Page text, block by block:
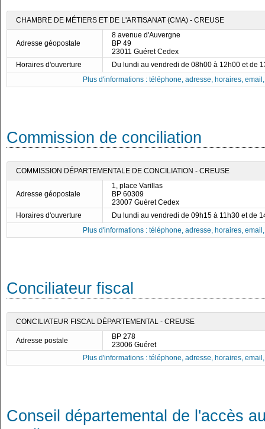
CHAMBRE DE MÉTIERS ET DE L'ARTISANAT (CMA) - CREUSE
Adresse géopostale
8 avenue d'Auvergne
BP 49
23011 Guéret Cedex
Horaires d'ouverture
Du lundi au vendredi de 08h00 à 12h00 et de
Plus d'informations : téléphone, adresse, horaires,
Commission de conciliation
COMMISSION DÉPARTEMENTALE DE CONCILIATION - CREUSE
Adresse géopostale
1, place Varillas
BP 60309
23007 Guéret Cedex
Horaires d'ouverture
Du lundi au vendredi de 09h15 à 11h30 et de
Plus d'informations : téléphone, adresse, horaires,
Conciliateur fiscal
CONCILIATEUR FISCAL DÉPARTEMENTAL - CREUSE
Adresse postale
BP 278
23006 Guéret
Plus d'informations : téléphone, adresse, horaires,
Conseil départemental de l'accès